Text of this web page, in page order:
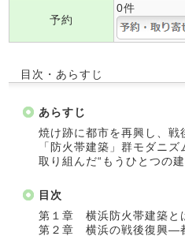
予約
0件
目次・あらすじ
あらすじ
焼け跡に都市を再興し、戦
「防火帯建築」群モダニ
取り組んだ“もうひとつの
目次
第１章 横浜防火帯建築と
第２章 横浜の戦後復興―